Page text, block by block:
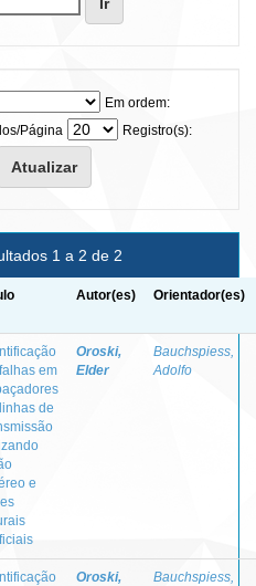
Em ordem:
Página
Registro(s):
1 a 2 de 2
Autor(es) Orientador(es)
em
de
e
Oroski,
Elder
Bauchspiess,
Adolfo
Oroski,
Bauchspiess,